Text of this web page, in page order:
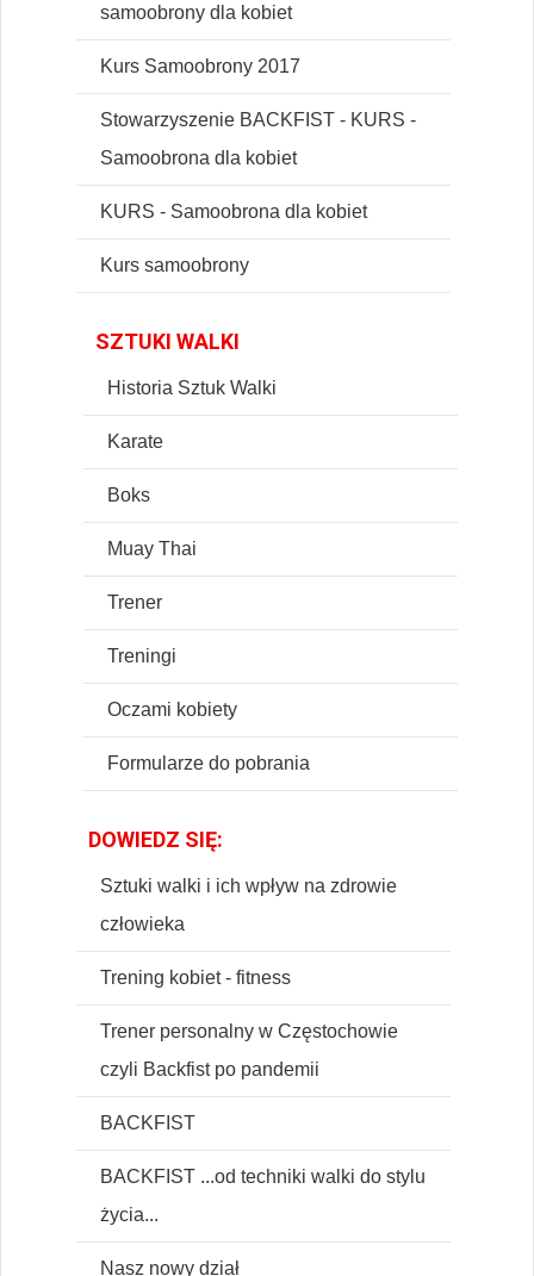
samoobrony dla kobiet
Kurs Samoobrony 2017
Stowarzyszenie BACKFIST - KURS -
Samoobrona dla kobiet
KURS - Samoobrona dla kobiet
Kurs samoobrony
SZTUKI WALKI
Historia Sztuk Walki
Karate
Boks
Muay Thai
Trener
Treningi
Oczami kobiety
Formularze do pobrania
DOWIEDZ SIĘ:
Sztuki walki i ich wpływ na zdrowie
człowieka
Trening kobiet - fitness
Trener personalny w Częstochowie
czyli Backfist po pandemii
BACKFIST
BACKFIST ...od techniki walki do stylu
życia...
Nasz nowy dział